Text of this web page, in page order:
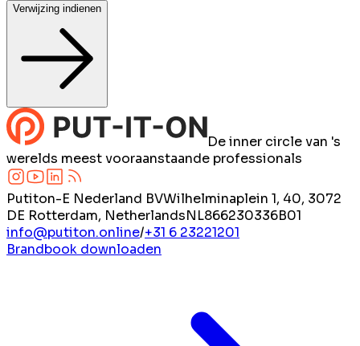
Verwijzing indienen
De inner circle van 's
werelds meest vooraanstaande professionals
Putiton-E Nederland BVWilhelminaplein 1, 40, 3072
DE Rotterdam, NetherlandsNL866230336B01
info@putiton.online/+31 6 23221201
Brandbook downloaden